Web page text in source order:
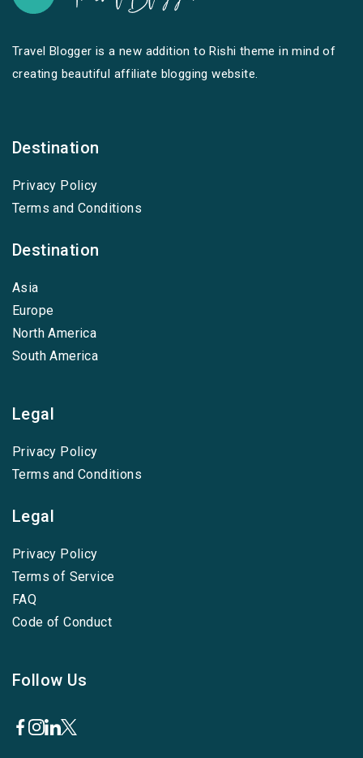
Travel Blogger is a new addition to Rishi theme in mind of
creating beautiful affiliate blogging website.
Destination
Privacy Policy
Terms and Conditions
Destination
Asia
Europe
North America
South America
Legal
Privacy Policy
Terms and Conditions
Legal
Privacy Policy
Terms of Service
FAQ
Code of Conduct
Follow Us